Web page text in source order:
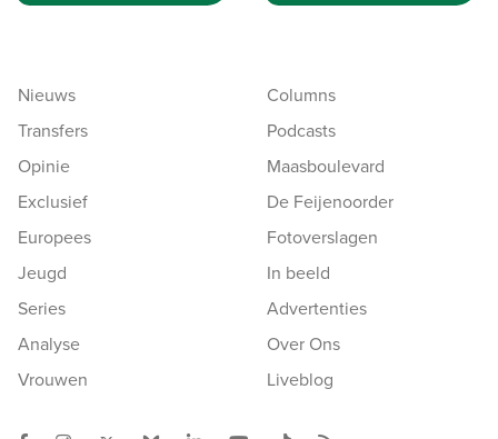
Nieuws
Transfers
Opinie
Exclusief
Europees
Jeugd
Series
Analyse
Vrouwen
Columns
Podcasts
Maasboulevard
De Feijenoorder
Fotoverslagen
In beeld
Advertenties
Over Ons
Liveblog